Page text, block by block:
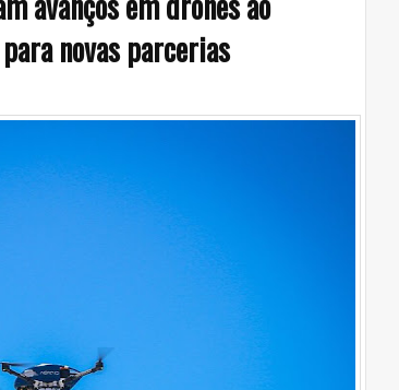
novas parcerias